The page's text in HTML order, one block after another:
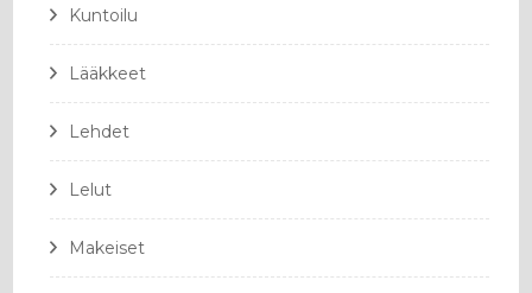
Kuntoilu
Lääkkeet
Lehdet
Lelut
Makeiset